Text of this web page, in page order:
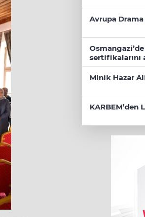
Avrupa
sertifikalarını
Minik Hazar
KARBEM’den